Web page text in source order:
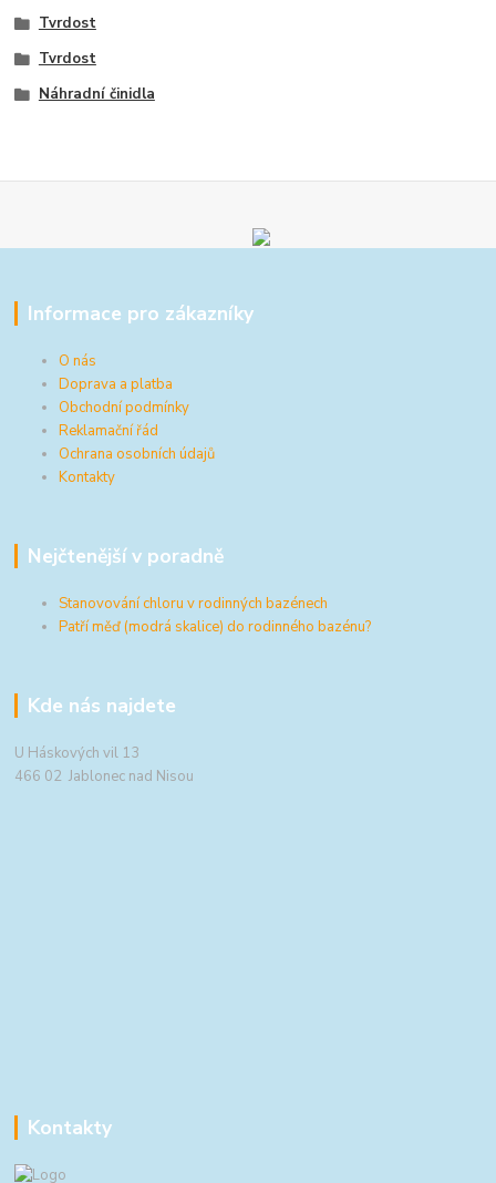
Tvrdost
Tvrdost
Náhradní činidla
Informace pro zákazníky
O nás
Doprava a platba
Obchodní podmínky
Reklamační řád
Ochrana osobních údajů
Kontakty
Nejčtenější v poradně
Stanovování chloru v rodinných bazénech
Patří měď (modrá skalice) do rodinného bazénu?
Kde nás najdete
U Háskových vil 13
466 02 Jablonec nad Nisou
Kontakty